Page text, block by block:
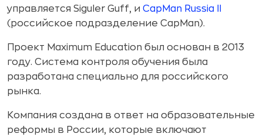
управляется Siguler Guff, и CapMan Russia II
(российское подразделение CapMan).
Проект Maximum Education был основан в 2013
году. Система контроля обучения была
разработана специально для российского
рынка.
Компания создана в ответ на образовательные
реформы в России, которые включают